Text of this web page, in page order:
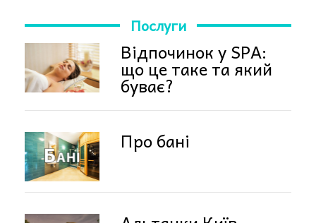
Послуги
Відпочинок у SPA:
що це таке та який
буває?
Про бані